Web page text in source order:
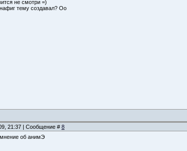
не смотри =)
тему создавал? Оо
21:37 | Сообщение # 8
об анимЭ